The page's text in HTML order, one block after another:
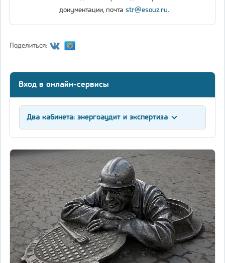
документации, почта str@esouz.ru.
Поделиться:
Вход в онлайн-сервисы
Два кабинета: энергоаудит и экспертиза